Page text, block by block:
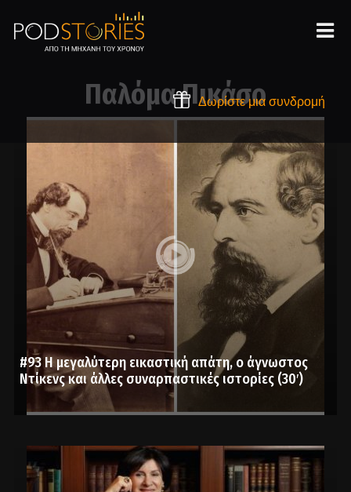
Δωρίστε μια συνδρομή
Παλόμα Πικάσο
#93 Η μεγαλύτερη εικαστική απάτη, ο άγνωστος
Ντίκενς και άλλες συναρπαστικές ιστορίες (30′)